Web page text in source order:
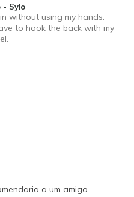
- Sylo
without using my hands.
to hook the back with my
size
a um amigo